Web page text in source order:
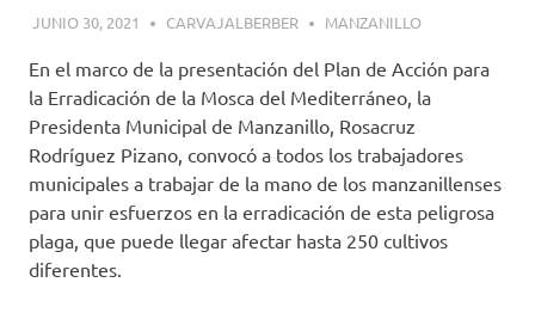
JUNIO 30, 2021 CARVAJALBERBER MANZANILLO
En el marco de la presentación del Plan de Acción para
la Erradicación de la Mosca del Mediterráneo, la
Presidenta Municipal de Manzanillo, Rosacruz
Rodríguez Pizano, convocó a todos los trabajadores
municipales a trabajar de la mano de los manzanillenses
para unir esfuerzos en la erradicación de esta peligrosa
plaga, que puede llegar afectar hasta 250 cultivos
diferentes.